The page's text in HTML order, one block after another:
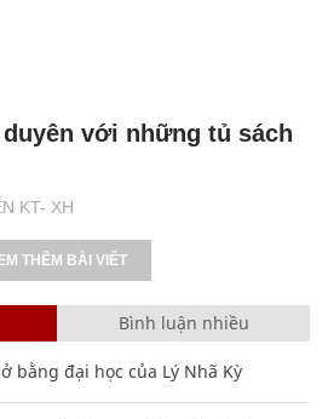
KT- XH
với những tủ sách
THÊM BÀI VIẾT
Bình luận nhiều
bằng đại học của Lý Nhã Kỳ